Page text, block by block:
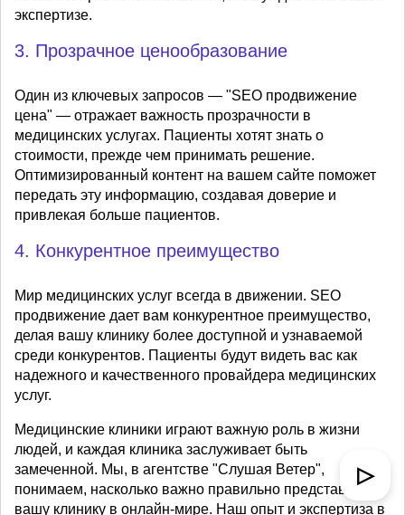
экспертизе.
3. Прозрачное ценообразование
Один из ключевых запросов — "SEO продвижение
цена" — отражает важность прозрачности в
медицинских услугах. Пациенты хотят знать о
стоимости, прежде чем принимать решение.
Оптимизированный контент на вашем сайте поможет
передать эту информацию, создавая доверие и
привлекая больше пациентов.
4. Конкурентное преимущество
Мир медицинских услуг всегда в движении. SEO
продвижение дает вам конкурентное преимущество,
делая вашу клинику более доступной и узнаваемой
среди конкурентов. Пациенты будут видеть вас как
надежного и качественного провайдера медицинских
услуг.
Медицинские клиники играют важную роль в жизни
людей, и каждая клиника заслуживает быть
замеченной. Мы, в агентстве "Слушая Ветер",
понимаем, насколько важно правильно представить
вашу клинику в онлайн-мире. Наш опыт и экспертиза в
▷